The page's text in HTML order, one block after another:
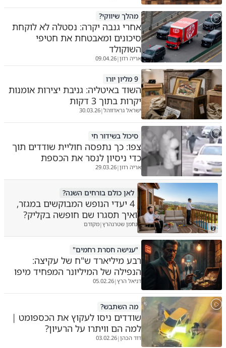
מהלך שיווקי?
אחרי גנבה יקרה: נסטלה לא לוקחת
סיכונים ומאבטחת את חטיפי
השוקולד
אריה רוזן|
09.04.26
9 מליון יורו
השוד באיטליה: גניבת יצירות אומנות
יקרות בתוך 3 דקות
ישראל גראדווהל|
30.03.26
סיכול בשידור חי
צפו: כך נתפסה חוליית שודדים תוך
כדי ניסיון לנסר את הכספת
אריה רוזן|
29.03.26
ש
לאן כולם בורחים השנה?
4 יעדי הנופש המבוקשים במגזר,
ואיך תסגרו שם חופשה בקליק?
נחמן שטרנהרץ|מקודם
"ענישה חסרת רחמים"
רבע מיליארד ש"ח של עקיצה:
הנפילה של המיליונר המפחיד מיפו
דניאל הרץ|
05.02.26
מה השתבש?
שודדים ניסו לעקוץ את הכספומט |
למה הם וויתרו על הרעיון?
דוד הכהן|
03.02.26